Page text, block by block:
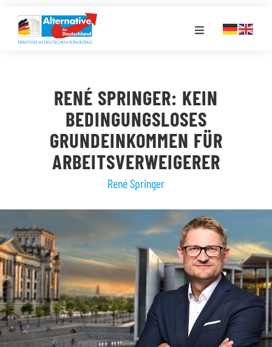
Inhalt
springen
Toggle
LANDESGRUPPEN
VERANSTALTUNGEN
STELLENPORTAL
MEDIATHEK
RENÉ SPRINGER: KEIN
BEDINGUNGSLOSES
GRUNDEINKOMMEN FÜR
ARBEITSVERWEIGERER
René Springer